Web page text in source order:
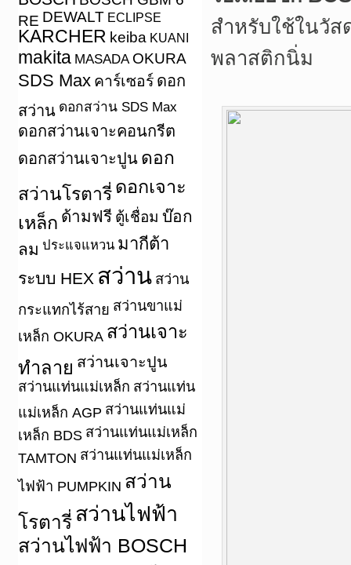
RE DEWALT ECLIPSE
KARCHER keiba KUANI
makita MASADA OKURA
SDS Max คาร์เซอร์ ดอก
สว่าน ดอกสว่าน SDS Max
ดอกสว่านเจาะคอนกรีต
ดอกสว่านเจาะปูน ดอก
สว่านโรตารี่ ดอกเจาะ
เหล็ก ด้ามฟรี ตู้เชื่อม บ๊อก
ลม ประแจแหวน มากีต้า
ระบบ HEX สว่าน สว่าน
กระแทกไร้สาย สว่านขาแม่
เหล็ก OKURA สว่านเจาะ
ทำลาย สว่านเจาะปูน
สว่านแท่นแม่เหล็ก สว่านแท่น
แม่เหล็ก AGP สว่านแท่นแม่
เหล็ก BDS สว่านแท่นแม่เหล็ก
TAMTON สว่านแท่นแม่เหล็ก
ไฟฟ้า PUMPKIN สว่าน
โรตารี่ สว่านไฟฟ้า
สว่านไฟฟ้า BOSCH
สำหรับใช้ในวัส
พลาสติกนิ่ม